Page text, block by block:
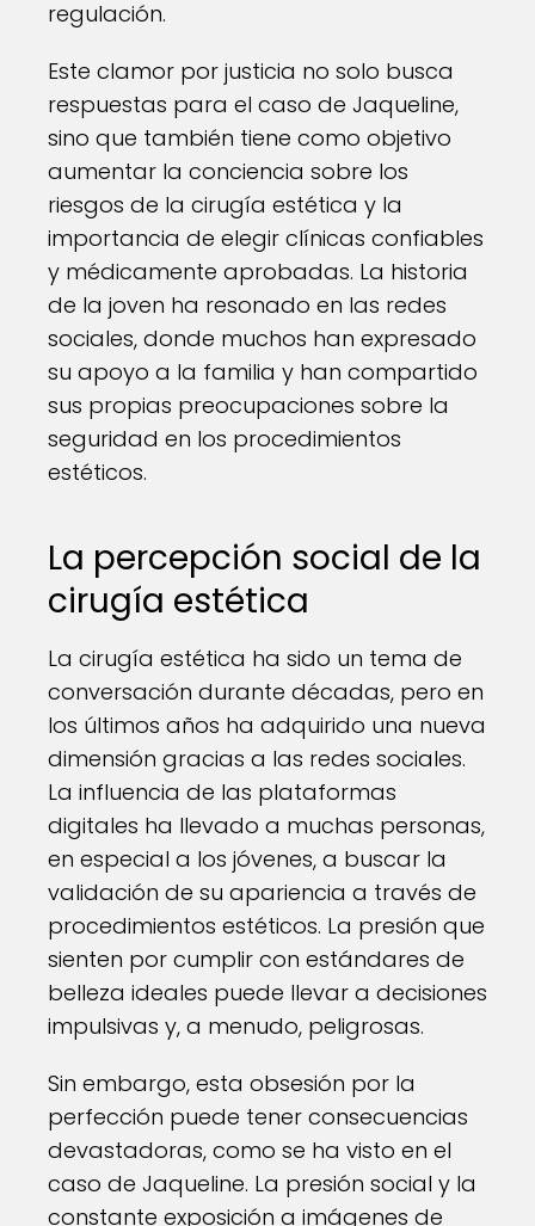
regulación.
Este clamor por justicia no solo busca
respuestas para el caso de Jaqueline,
sino que también tiene como objetivo
aumentar la conciencia sobre los
riesgos de la cirugía estética y la
importancia de elegir clínicas confiables
y médicamente aprobadas. La historia
de la joven ha resonado en las redes
sociales, donde muchos han expresado
su apoyo a la familia y han compartido
sus propias preocupaciones sobre la
seguridad en los procedimientos
estéticos.
La percepción social de la
cirugía estética
La cirugía estética ha sido un tema de
conversación durante décadas, pero en
los últimos años ha adquirido una nueva
dimensión gracias a las redes sociales.
La influencia de las plataformas
digitales ha llevado a muchas personas,
en especial a los jóvenes, a buscar la
validación de su apariencia a través de
procedimientos estéticos. La presión que
sienten por cumplir con estándares de
belleza ideales puede llevar a decisiones
impulsivas y, a menudo, peligrosas.
Sin embargo, esta obsesión por la
perfección puede tener consecuencias
devastadoras, como se ha visto en el
caso de Jaqueline. La presión social y la
constante exposición a imágenes de